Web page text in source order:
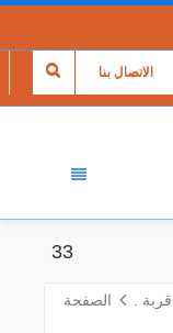
الاتصال بنا
33
.
الصفحة